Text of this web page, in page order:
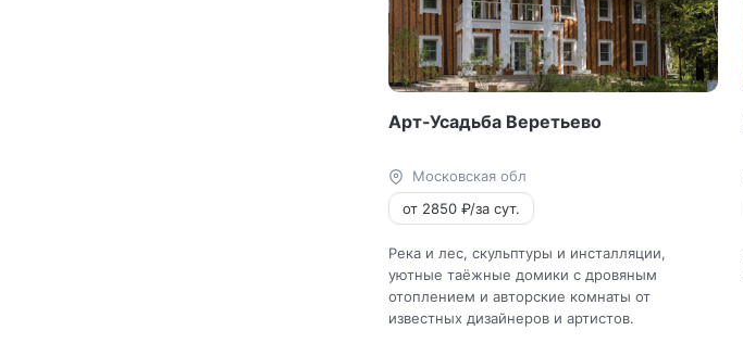
Арт-Усадьба Веретьево
Московская обл
от 2850 ₽/за сут.
Река и лес, скульптуры и инсталляции,
уютные таёжные домики c дровяным
отоплением и авторские комнаты от
известных дизайнеров и артистов.